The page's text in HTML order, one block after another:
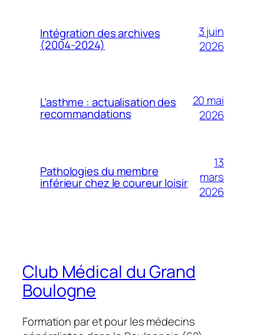
Intégration des archives
(2004-2024)
3 juin
2026
L’asthme : actualisation des
recommandations
20 mai
2026
Pathologies du membre
inférieur chez le coureur loisir
13
mars
2026
Club Médical du Grand
Boulogne
Formation par et pour les médecins